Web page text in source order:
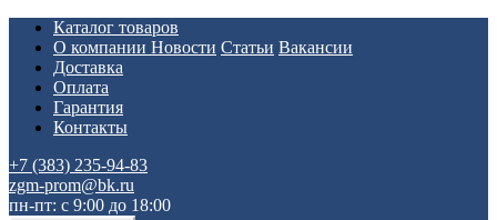
Каталог товаров
О компании Новости Статьи Вакансии
Доставка
Оплата
Гарантия
Контакты
+7 (383) 235-94-83
zgm-prom@bk.ru
пн-пт: с 9:00 до 18:00